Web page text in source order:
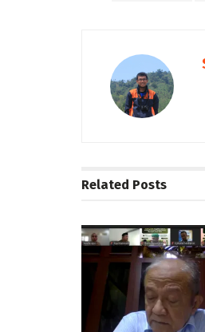
Related Posts